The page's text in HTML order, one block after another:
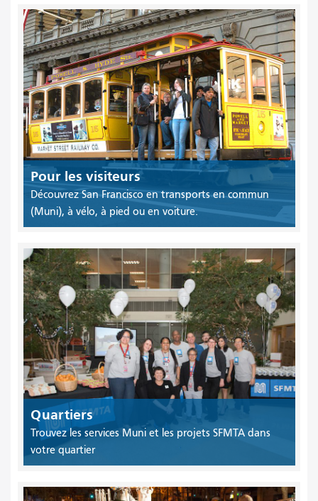
Pour les visiteurs
Découvrez San Francisco en transports en commun
(Muni), à vélo, à pied ou en voiture.
Quartiers
Trouvez les services Muni et les projets SFMTA dans
votre quartier